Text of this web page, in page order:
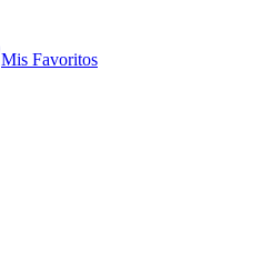
Mis Favoritos